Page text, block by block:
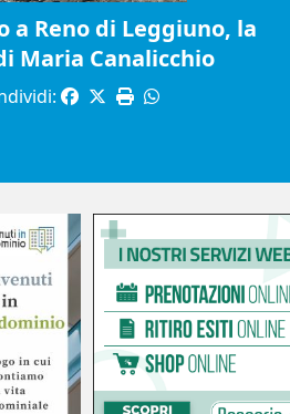
a Reno di Leggiuno, la
Maria Canalicchio